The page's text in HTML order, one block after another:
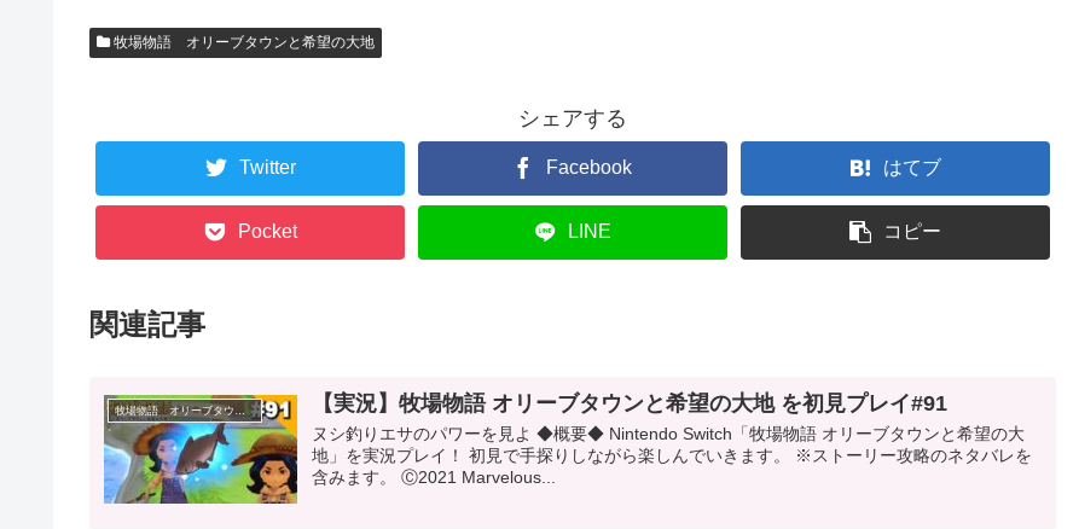
牧場物語 オリーブタウンと希望の大地
シェアする
Twitter Facebook はてブ
Pocket LINE コピー
関連記事
【実況】牧場物語 オリーブタウンと希望の大地 を初見プレイ#91
ヌシ釣りエサのパワーを見よ ◆概要◆ Nintendo Switch「牧場物語 オリーブタウンと希望の大
地」を実況プレイ！ 初見で手探りしながら楽しんでいきます。 ※ストーリー攻略のネタバレを
含みます。 Ⓒ2021 Marvelous...